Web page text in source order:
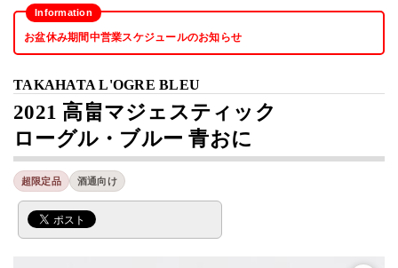
お盆休み期間中営業スケジュールのお知らせ
TAKAHATA L'OGRE BLEU
2021 高畠マジェスティック
ローグル・ブルー 青おに
超限定品 酒通向け